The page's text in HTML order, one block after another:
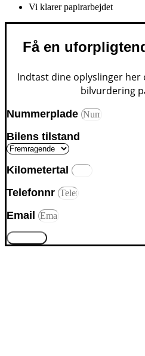
Vi klarer papirarbejdet
Få en
Indtast dine oplyslinger her
bilvurdering
Nummerplade
Bilens tilstand
Kilometertal
Telefonnr
Email